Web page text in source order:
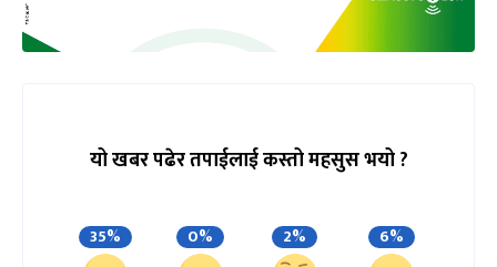
यो खबर पढेर तपाईलाई कस्तो महसुस भयो ?
35% 0% 2% 6%